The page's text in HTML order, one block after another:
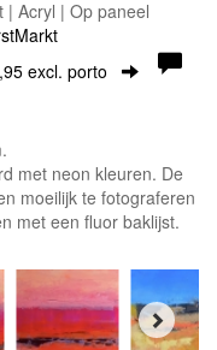
| Acryl | Op paneel
excl. porto
met neon kleuren. De
moeilijk te fotograferen
met een fluor baklijst.